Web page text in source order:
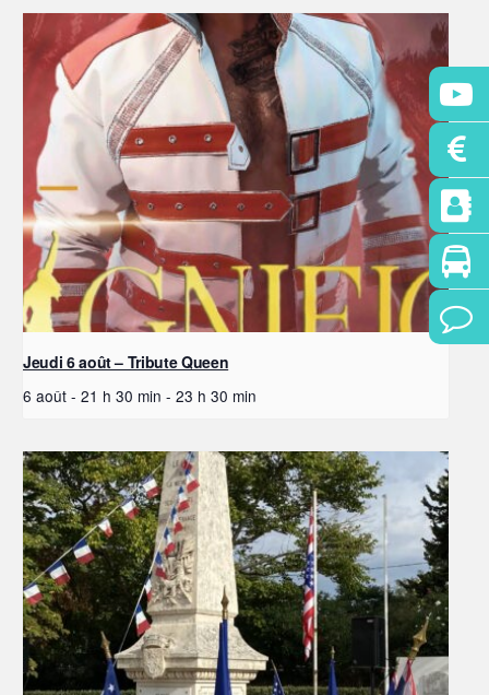
Jeudi 6 août – Tribute Queen
6 août - 21 h 30 min - 23 h 30 min